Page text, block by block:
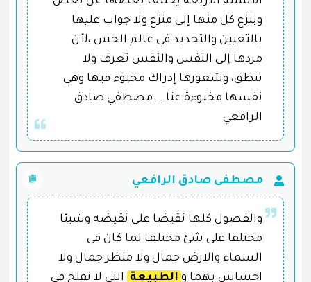
وينزع كل منها إلى منزع ولا جواب عليها
بالتعيين والتحديد في عالم الحس ،لأن
مردها إلى النفس والنفس تعرف ولا
تنطق، وشعورها إدراك مخبوء فيها وهي
نفسها مخبوءة عنا ...مصطفي صادق
الرافعي
مصطفى صادق الرافعي
والفصول كلها نقيضا على نقيضه وشيئا
مختلفا على شئ مختلف لما كان فى
السماء والارض جمال ولا منظر جمال ولا
احساس بهما و الطبيعة
التى لا تفلح فى